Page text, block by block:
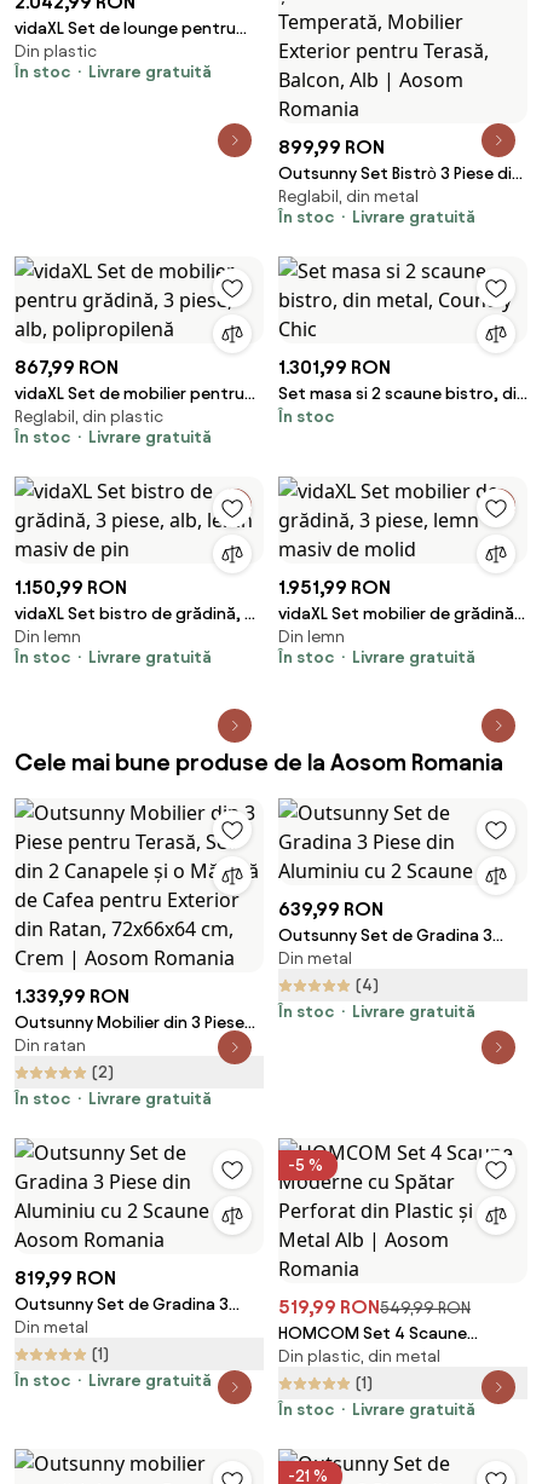
vidaXL Set de lounge pentru
grădină 3 pcs Alb HDPE
Din plastic
În stoc
Livrare gratuită
899,99 RON
Outsunny Set Bistrò 3 Piese din
Oțel Galvanizat, Set de
Grădină cu 2 Scaune și Masă
Exterior pentru Terasă, Balcon,
Alb | Aosom Romania
Reglabil, din metal
În stoc
Livrare gratuită
867,99 RON
vidaXL Set de mobilier pentru
grădină, 3 piese, alb,
polipropilenă
Reglabil, din plastic
În stoc
Livrare gratuită
1.301,99 RON
Set masa si 2 scaune bistro, din
metal, Country Chic
În stoc
1.150,99 RON
vidaXL Set bistro de grădină, 3
piese, alb, lemn masiv de pin
Din lemn
În stoc
Livrare gratuită
1.951,99 RON
vidaXL Set mobilier de grădină,
3 piese, lemn masiv de molid
Din lemn
În stoc
Livrare gratuită
Cele mai bune produse de la Aosom Romania
1.339,99 RON
Outsunny Mobilier din 3 Piese
pentru Terasă, Set din 2
Canapele și o Măsuță de Cafea
pentru Exterior din Ratan,
Romania
Din ratan
(2)
În stoc
Livrare gratuită
639,99 RON
Outsunny Set de Gradina 3
Piese din Aluminiu cu 2 Scaune
Din metal
(4)
În stoc
Livrare gratuită
819,99 RON
Outsunny Set de Gradina 3
Piese din Aluminiu cu 2 Scaune |
Aosom Romania
Din metal
(1)
În stoc
Livrare gratuită
-5 %
519,99 RON549,99 RON
HOMCOM Set 4 Scaune
Moderne cu Spătar Perforat
din Plastic și Metal Alb | Aosom
Romania
Din plastic, din metal
(1)
În stoc
Livrare gratuită
-21 %